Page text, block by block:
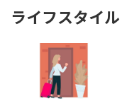
ライフスタイル